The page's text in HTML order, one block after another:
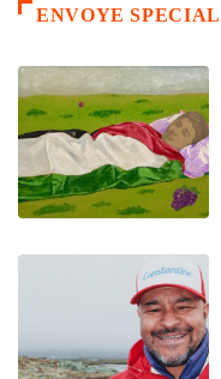
ENVOYE SPECIAL